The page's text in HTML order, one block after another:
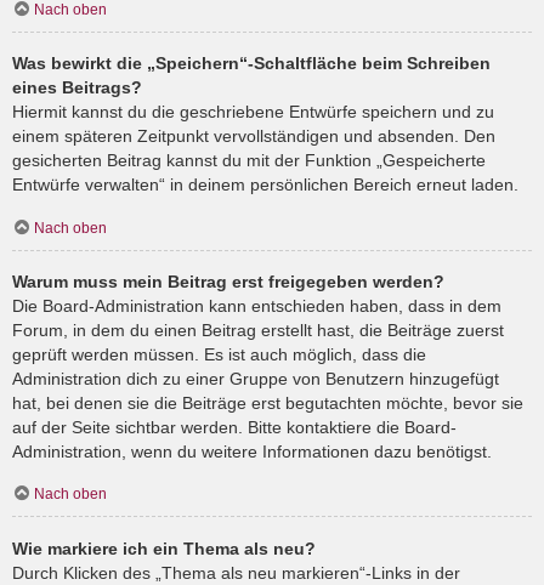
Nach oben
Was bewirkt die „Speichern“-Schaltfläche beim Schreiben
eines Beitrags?
Hiermit kannst du die geschriebene Entwürfe speichern und zu
einem späteren Zeitpunkt vervollständigen und absenden. Den
gesicherten Beitrag kannst du mit der Funktion „Gespeicherte
Entwürfe verwalten“ in deinem persönlichen Bereich erneut laden.
Nach oben
Warum muss mein Beitrag erst freigegeben werden?
Die Board-Administration kann entschieden haben, dass in dem
Forum, in dem du einen Beitrag erstellt hast, die Beiträge zuerst
geprüft werden müssen. Es ist auch möglich, dass die
Administration dich zu einer Gruppe von Benutzern hinzugefügt
hat, bei denen sie die Beiträge erst begutachten möchte, bevor sie
auf der Seite sichtbar werden. Bitte kontaktiere die Board-
Administration, wenn du weitere Informationen dazu benötigst.
Nach oben
Wie markiere ich ein Thema als neu?
Durch Klicken des „Thema als neu markieren“-Links in der